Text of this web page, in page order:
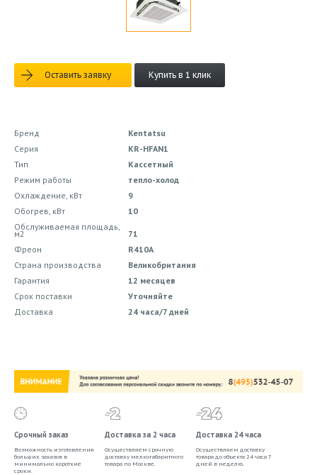
Оставить заявку Купить в 1 клик
Бренд
Kentatsu
Серия
KR-HFAN1
Тип
Кассетный
Режим работы
тепло-холод
Охлаждение, кВт
9
Обогрев, кВт
10
Обслуживаемая площадь,
м2
71
Фреон
R410A
Страна производства
Великобритания
Гарантия
12 месяцев
Срок поставки
Уточняйте
Доставка
24 часа/7 дней
Срочный заказ
Возможность изготовления
больших заказов в
минимально короткие
сроки.
Доставка за 2 часа
Осуществляем срочную
доставку мелкогабаритного
товара по Москве.
Доставка 24 часа
Осуществляем доставку
товара до объекта 24 часа 7
дней в неделю.